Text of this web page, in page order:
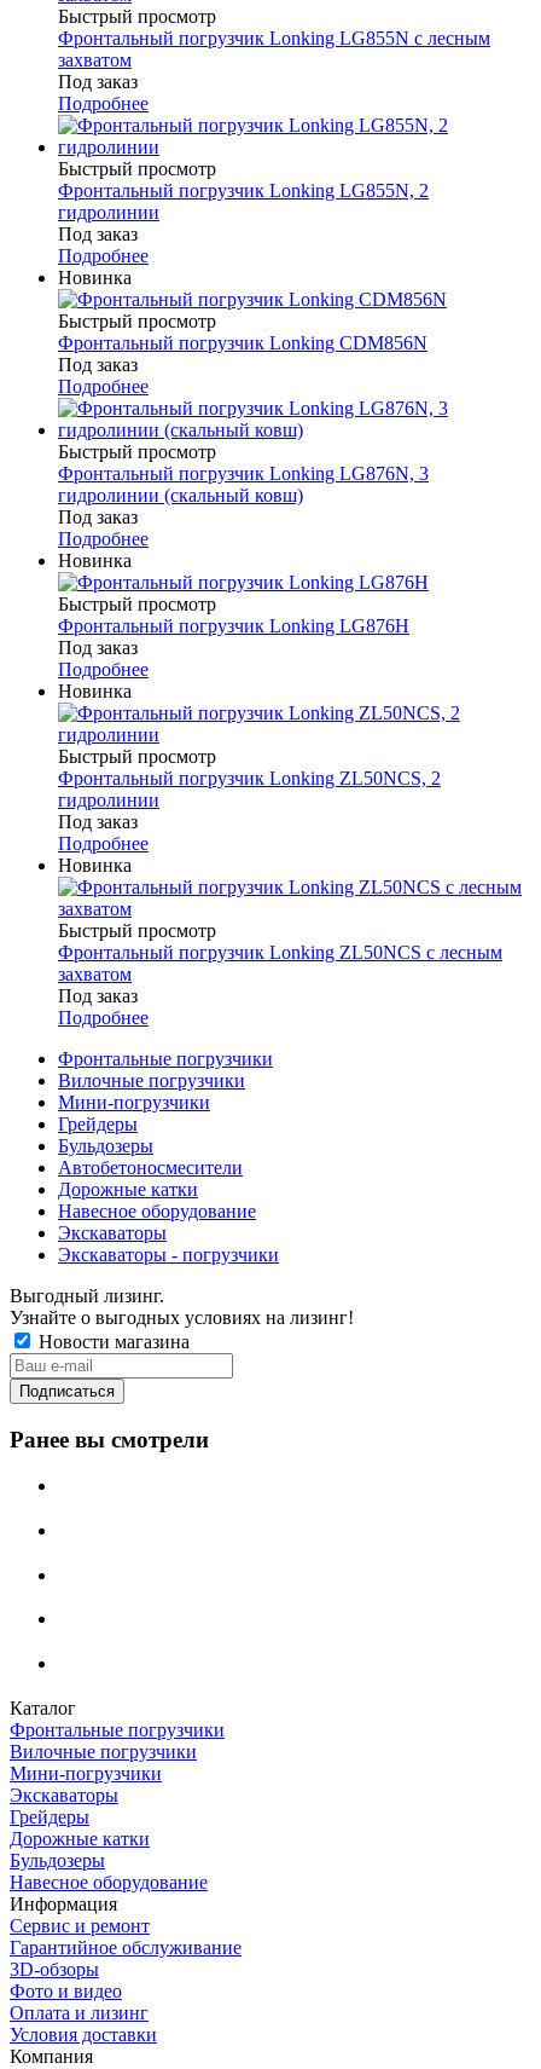
Быстрый просмотр
Фронтальный погрузчик Lonking LG855N с лесным
захватом
Под заказ
Подробнее
Быстрый просмотр
Фронтальный погрузчик Lonking LG855N, 2
гидролинии
Под заказ
Подробнее
Новинка
Быстрый просмотр
Фронтальный погрузчик Lonking CDM856N
Под заказ
Подробнее
Быстрый просмотр
Фронтальный погрузчик Lonking LG876N, 3
гидролинии (скальный ковш)
Под заказ
Подробнее
Новинка
Быстрый просмотр
Фронтальный погрузчик Lonking LG876H
Под заказ
Подробнее
Новинка
Быстрый просмотр
Фронтальный погрузчик Lonking ZL50NCS, 2
гидролинии
Под заказ
Подробнее
Новинка
Быстрый просмотр
Фронтальный погрузчик Lonking ZL50NCS с лесным
захватом
Под заказ
Подробнее
Фронтальные погрузчики
Вилочные погрузчики
Мини-погрузчики
Грейдеры
Бульдозеры
Автобетоносмесители
Дорожные катки
Навесное оборудование
Экскаваторы
Экскаваторы - погрузчики
Выгодный лизинг.
Узнайте о выгодных условиях на лизинг!
Новости магазина
Ранее вы смотрели
Каталог
Фронтальные погрузчики
Вилочные погрузчики
Мини-погрузчики
Экскаваторы
Грейдеры
Дорожные катки
Бульдозеры
Навесное оборудование
Информация
Сервис и ремонт
Гарантийное обслуживание
3D-обзоры
Фото и видео
Оплата и лизинг
Условия доставки
Компания